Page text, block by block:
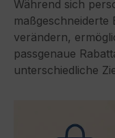
Während sich
maßgeschneiderte
verändern,
passgenaue
unterschiedliche